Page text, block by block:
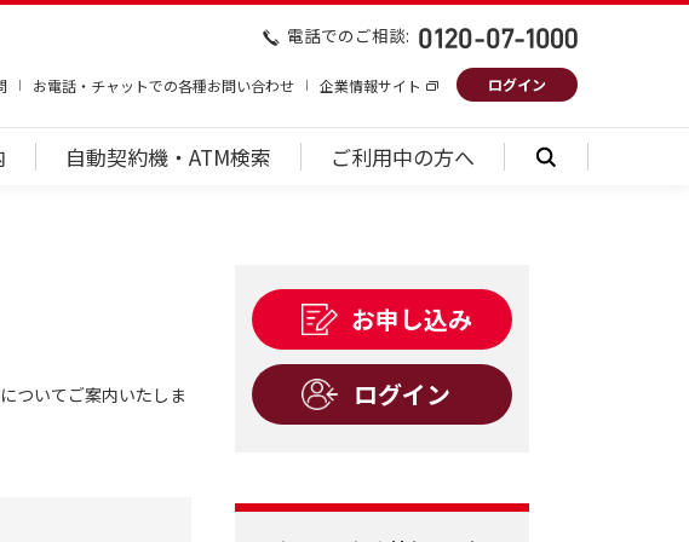
電話でのご相談:
お電話・チャットでの各種お問い合わせ 企業情報サイト ログイン
自動契約機・ATM検索 ご利用中の方へ
ついてご案内いたしま
お申し込み
ログイン